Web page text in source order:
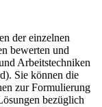
der einzelnen
bewerten und
Arbeitstechniken
Sie können die
zur Formulierung
bezüglich